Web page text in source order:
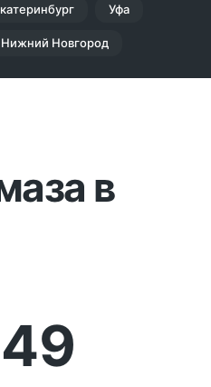
Уфа
Нижний Новгород
в